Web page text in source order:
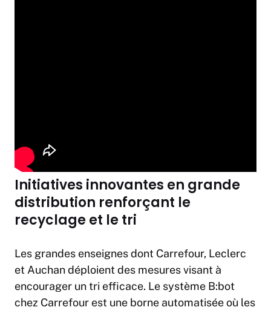
Initiatives innovantes en grande
distribution renforçant le
recyclage et le tri
Les grandes enseignes dont Carrefour, Leclerc
et Auchan déploient des mesures visant à
encourager un tri efficace. Le système B:bot
chez Carrefour est une borne automatisée où les